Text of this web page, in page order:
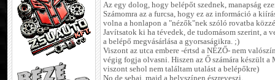
Az egy dolog, hogy belépőt szednek, manapság
Számomra az a furcsa, hogy ez az információ a
volna a honlapon a "nézők"nek szóló rovatba
Javítsatok ki ha tévedek, de tudomásom szerint, a
a belépő megvásárlása a gyorsaságikra. ;)
Viszont az utca embere -értsd a NÉZŐ- nem
végig fogja olvasni. Hiszen az Ő számára készült a
viszont sehol nem találtam utalást a belépőkre)
No de sebaj, majd a helyszínen észreveszi.